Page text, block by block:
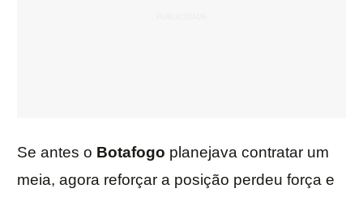
Se antes o Botafogo planejava contratar um
meia, agora reforçar a posição perdeu força e